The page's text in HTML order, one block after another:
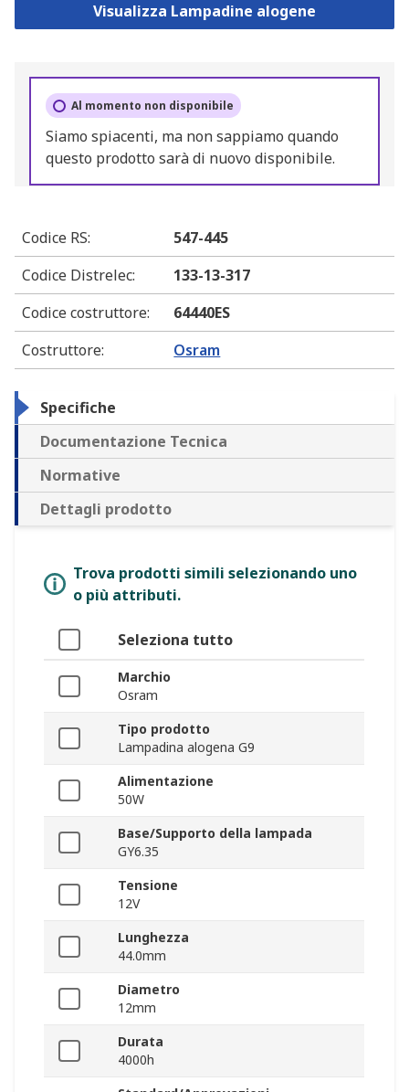
Visualizza Lampadine alogene
Al momento non disponibile
Siamo spiacenti, ma non sappiamo quando
questo prodotto sarà di nuovo disponibile.
Codice RS:
547-445
Codice Distrelec:
133-13-317
Codice costruttore:
64440ES
Costruttore: Osram
Specifiche
Documentazione Tecnica
Normative
Dettagli prodotto
Trova prodotti simili selezionando uno
o più attributi.
Seleziona tutto
Marchio
Osram
Tipo prodotto
Lampadina alogena G9
Alimentazione
50W
Base/Supporto della lampada
GY6.35
Tensione
12V
Lunghezza
44.0mm
Diametro
12mm
Durata
4000h